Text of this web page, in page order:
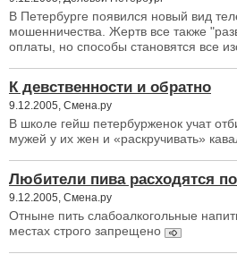
В Петербурге появился новый вид
мошенничества. Жертв все также
оплаты, но способы становятся все
К девственности и обратно
9.12.2005, Смена.ру
В школе гейш петербурженок учат
мужей у их жен и «раскручивать»
Любители пива расходятся
9.12.2005, Смена.ру
Отныне пить слабоалкогольные
местах строго запрещено